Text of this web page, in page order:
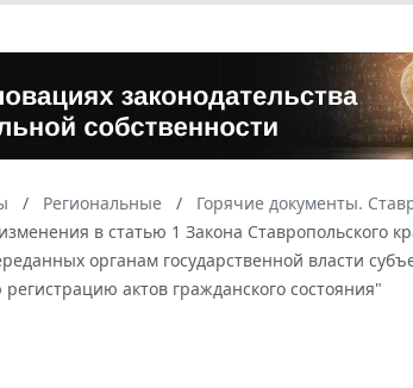
Региональные Горячие документы.
в статью 1 Закона Ставропольского
органам государственной власти
актов гражданского состояния"